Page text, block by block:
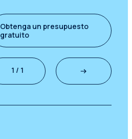
Obtenga un presupuesto
gratuito
1 / 1